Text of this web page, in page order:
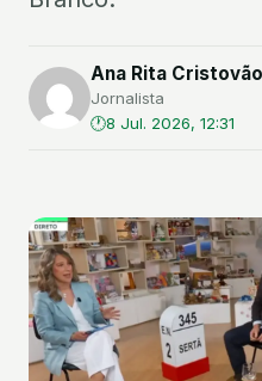
Ana Rita
Jornalista
8 Jul. 2026, 12:31